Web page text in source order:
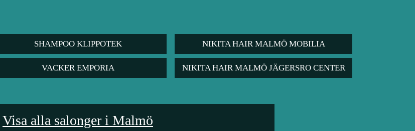
SHAMPOO KLIPPOTEK NIKITA HAIR MALMÖ MOBILIA
VACKER EMPORIA NIKITA HAIR MALMÖ JÄGERSRO CENTER
Visa alla salonger i Malmö